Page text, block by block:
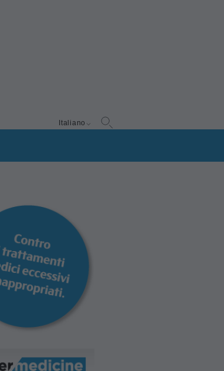
Italiano